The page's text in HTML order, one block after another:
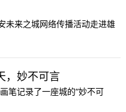
未来之城网络传播活动走进雄
，妙不可言
笔记录了一座城的“妙不可